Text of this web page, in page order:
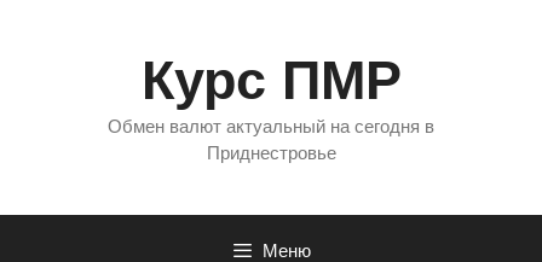
Курс ПМР
Обмен валют актуальный на сегодня в
Приднестровье
Меню